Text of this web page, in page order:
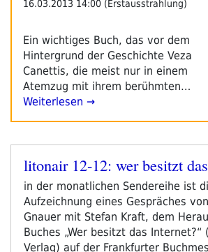
16.03.2013 14:00 (Erstausstrahlung)
Ein wichtiges Buch, das vor dem
Hintergrund der Geschichte Veza
Canettis, die meist nur in einem
Atemzug mit ihrem berühmten…
Weiterlesen →
Veröffentlicht
litonair 12-12: wer besitzt
in der monatlichen Sendereihe ist
Aufzeichnung eines Gespräches
Gnauer mit Stefan Kraft, dem
Buches „Wer besitzt das Internet?“
Verlag) auf der Frankfurter